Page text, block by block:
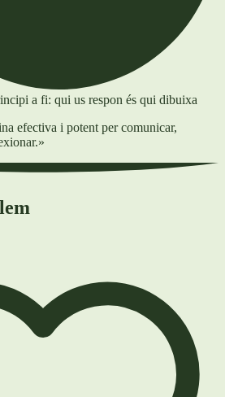
a fi: qui us respon és qui dibuixa
efectiva i potent per comunicar,